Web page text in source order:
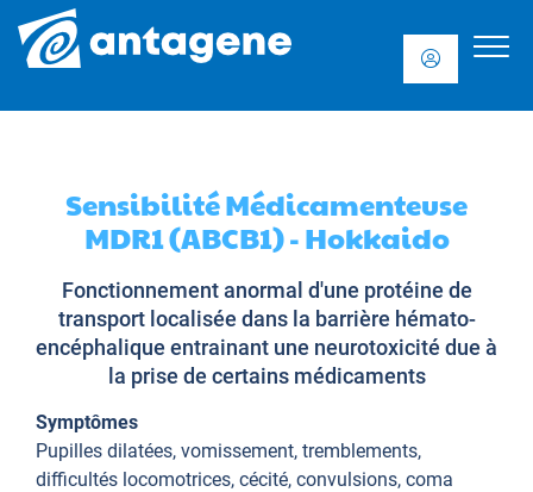
Sensibilité Médicamenteuse
MDR1 (ABCB1) - Hokkaido
Fonctionnement anormal d'une protéine de
transport localisée dans la barrière hémato-
encéphalique entrainant une neurotoxicité due à
la prise de certains médicaments
Symptômes
Pupilles dilatées, vomissement, tremblements,
difficultés locomotrices, cécité, convulsions, coma